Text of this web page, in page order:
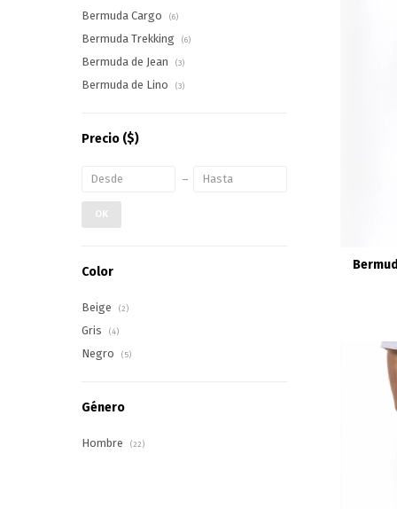
Bermuda Cargo (6)
Bermuda Trekking (6)
Bermuda de Jean (3)
Bermuda de Lino (3)
Precio ($)
OK
Color
Beige (2)
Gris (4)
Negro (5)
Género
Hombre (22)